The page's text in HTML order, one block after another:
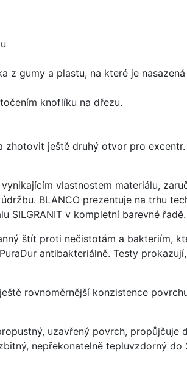
z gumy a plastu, na které je
knoflíku na dřezu.
zhotovit ještě druhý otvor pro excentr.
vlastnostem materiálu,
BLANCO prezentuje na trhu
SILGRANIT v kompletní barevné řadě.
štít proti nečistotám a bakteriím,
antibakteriálně. Testy
rovnoměrnější konzistence
uzavřený povrch,
nepřekonatelně tepluvzdorný do